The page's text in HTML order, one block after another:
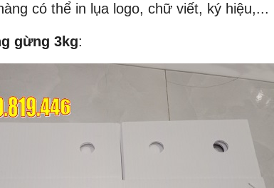
có thể in lụa logo, chữ viết, ký hiệu,...
gừng 3kg: